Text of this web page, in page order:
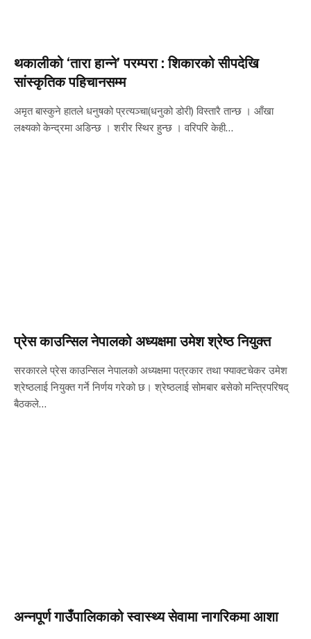
थकालीको ‘तारा हान्ने’ परम्परा : शिकारको सीपदेखि
सांस्कृतिक पहिचानसम्म
अमृत बास्कुने हातले धनुषको प्रत्यञ्चा(धनुको डोरी) विस्तारै तान्छ । आँखा
लक्ष्यको केन्द्रमा अडिन्छ । शरीर स्थिर हुन्छ । वरिपरि केही…
प्रेस काउन्सिल नेपालको अध्यक्षमा उमेश श्रेष्ठ नियुक्त
सरकारले प्रेस काउन्सिल नेपालको अध्यक्षमा पत्रकार तथा फ्याक्टचेकर उमेश
श्रेष्ठलाई नियुक्त गर्ने निर्णय गरेको छ। श्रेष्ठलाई सोमबार बसेको मन्त्रिपरिषद्
बैठकले…
अन्नपूर्ण गाउँपालिकाको स्वास्थ्य सेवामा नागरिकमा आशा